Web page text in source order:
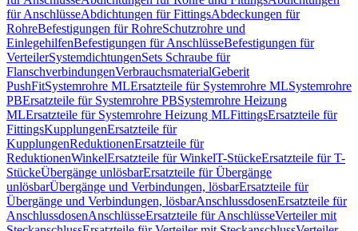
für AnschlüsseAbdichtungen für FittingsAbdeckungen für
RohreBefestigungen für RohreSchutzrohre und
EinlegehilfenBefestigungen für AnschlüsseBefestigungen für
VerteilerSystemdichtungenSets Schraube für
FlanschverbindungenVerbrauchsmaterialGeberit
PushFitSystemrohre MLErsatzteile für Systemrohre MLSystemrohre
PBErsatzteile für Systemrohre PBSystemrohre Heizung
MLErsatzteile für Systemrohre Heizung MLFittingsErsatzteile für
FittingsKupplungenErsatzteile für
KupplungenReduktionenErsatzteile für
ReduktionenWinkelErsatzteile für WinkelT-StückeErsatzteile für T-
StückeÜbergänge unlösbarErsatzteile für Übergänge
unlösbarÜbergänge und Verbindungen, lösbarErsatzteile für
Übergänge und Verbindungen, lösbarAnschlussdosenErsatzteile für
AnschlussdosenAnschlüsseErsatzteile für AnschlüsseVerteiler mit